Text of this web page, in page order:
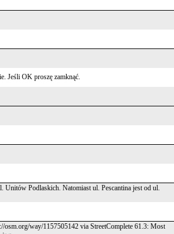
Jeśli OK proszę zamknąć.
Unitów Podlaskich. Natomiast ul. Pescantina jest od ul.
osm.org/way/1157505142 via StreetComplete 61.3: Most